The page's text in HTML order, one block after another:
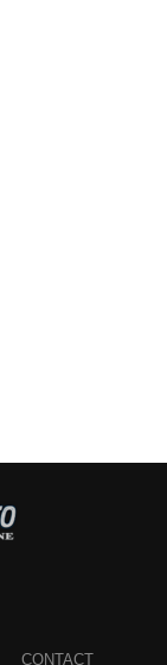
CONTACT